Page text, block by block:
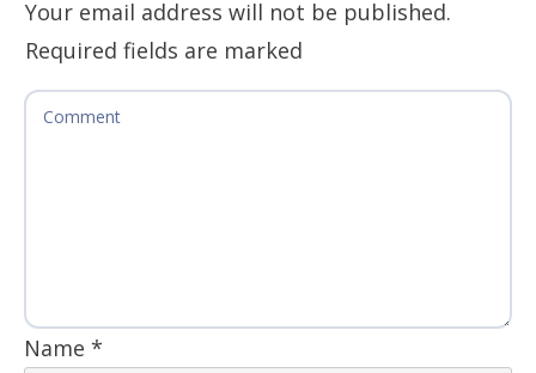
Your email address will not be published.
Required fields are marked
Name *